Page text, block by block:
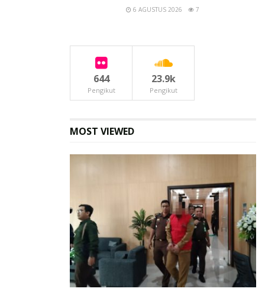
6 AGUSTUS 2026 7
644
Pengikut
23.9k
Pengikut
MOST VIEWED